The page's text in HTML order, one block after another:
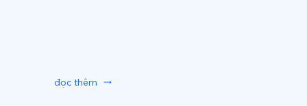
đọc thêm